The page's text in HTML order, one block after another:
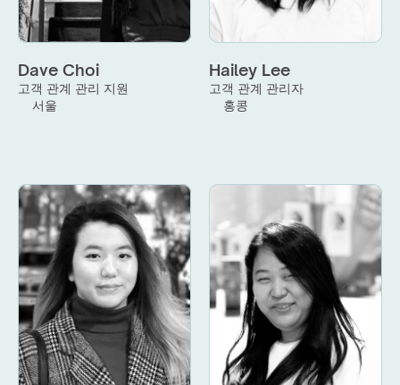
Dave Choi
고객 관계 관리 지원
서울
Hailey Lee
고객 관계 관리자
홍콩